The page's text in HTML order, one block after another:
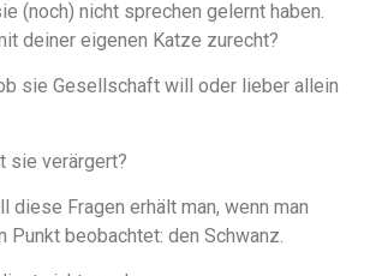
(noch) nicht sprechen gelernt haben.
deiner eigenen Katze zurecht?
sie Gesellschaft will oder lieber allein
sie verärgert?
diese Fragen erhält man, wenn man
Punkt beobachtet: den Schwanz.